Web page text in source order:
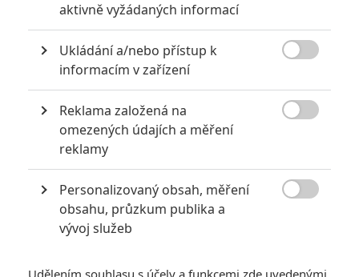
Pro psaní komentářů, se přihlašte.
*/10
Nerecenzováno
*/10
Zatím nehodnoceno
Pro hodnocení musíte být přihlášen.
Jméno:
Heslo:
aktivně vyžádaných informací
Ukládání a/nebo přístup k
informacím v zařízení
Reklama založená na
omezených údajích a měření
reklamy
Personalizovaný obsah, měření
obsahu, průzkum publika a
vývoj služeb
Udělením souhlasu s účely a funkcemi zde uvedenými